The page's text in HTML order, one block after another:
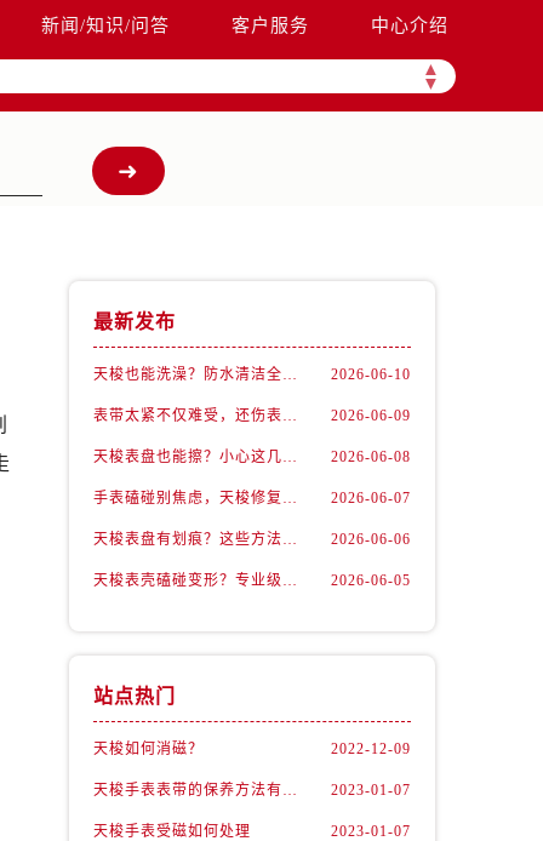
新闻/知识/问答 客户服务 中心介绍
▲
▼
最新发布
天梭也能洗澡？防水清洁全攻略 2026-06-10
表带太紧不仅难受，还伤表！天梭佩戴优化技巧 2026-06-09
天梭表盘也能擦？小心这几点才不伤机芯 2026-06-08
手表磕碰别焦虑，天梭修复有妙招 2026-06-07
天梭表盘有划痕？这些方法你一定要试试！ 2026-06-06
天梭表壳磕碰变形？专业级修复流程大公开 2026-06-05
站点热门
天梭如何消磁？ 2022-12-09
天梭手表表带的保养方法有哪些？ 2023-01-07
天梭手表受磁如何处理 2023-01-07